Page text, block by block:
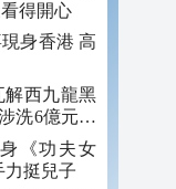
得開心
身香港 高
解西九龍黑
洗6億元黑
《功夫女
力挺兒子